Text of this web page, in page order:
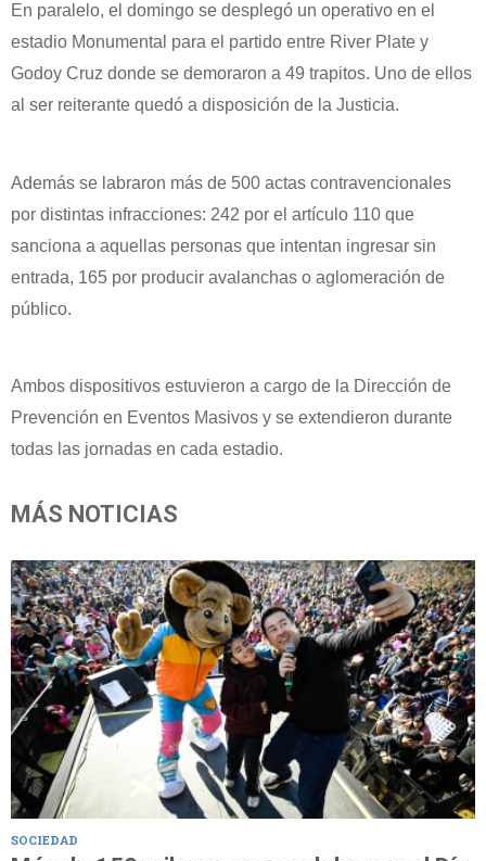
En paralelo, el domingo se desplegó un operativo en el
estadio Monumental para el partido entre River Plate y
Godoy Cruz donde se demoraron a 49 trapitos. Uno de ellos
al ser reiterante quedó a disposición de la Justicia.
Además se labraron más de 500 actas contravencionales
por distintas infracciones: 242 por el artículo 110 que
sanciona a aquellas personas que intentan ingresar sin
entrada, 165 por producir avalanchas o aglomeración de
público.
Ambos dispositivos estuvieron a cargo de la Dirección de
Prevención en Eventos Masivos y se extendieron durante
todas las jornadas en cada estadio.
MÁS NOTICIAS
SOCIEDAD